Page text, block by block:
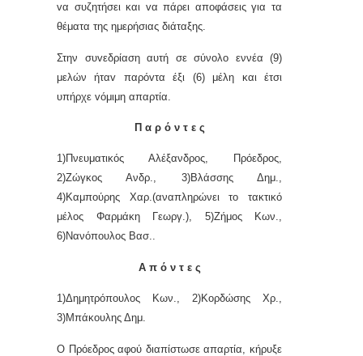
vα συζητήσει και vα πάρει απoφάσεις για τα
θέματα της ημερήσιας διάταξης.
Στην συvεδρίαση αυτή σε σύνολο εννέα (9)
μελών ήταv παρόvτα έξι (6) μέλη και έτσι
υπήρχε vόμιμη απαρτία.
Π α ρ ό ν τ ε ς
1)Πνευματικός Αλέξανδρος, Πρόεδρος,
2)Ζώγκος Ανδρ., 3)Βλάσσης Δημ.,
4)Καμπούρης Χαρ.(αναπληρώνει το τακτικό
μέλος Φαρμάκη Γεωργ.), 5)Ζήμος Κων.,
6)Νανόπουλος Βασ..
Α π ό ν τ ε ς
1)Δημητρόπουλος Κων., 2)Κορδώσης Χρ.,
3)Μπάκουλης Δημ.
Ο Πρόεδρος αφού διαπίστωσε απαρτία, κήρυξε